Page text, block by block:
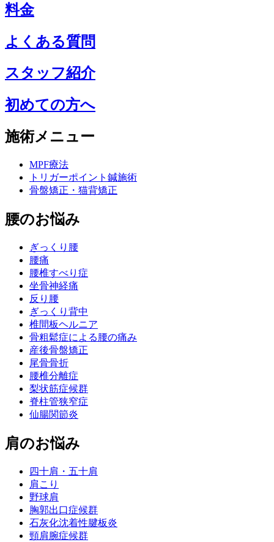
料金
よくある質問
スタッフ紹介
初めての方へ
施術メニュー
MPF療法
トリガーポイント鍼施術
骨盤矯正・猫背矯正
腰のお悩み
ぎっくり腰
腰痛
腰椎すべり症
坐骨神経痛
反り腰
ぎっくり背中
椎間板ヘルニア
骨粗鬆症による腰の痛み
産後骨盤矯正
尾骨骨折
腰椎分離症
梨状筋症候群
脊柱管狭窄症
仙腸関節炎
肩のお悩み
四十肩・五十肩
肩こり
野球肩
胸郭出口症候群
石灰化沈着性腱板炎
頸肩腕症候群